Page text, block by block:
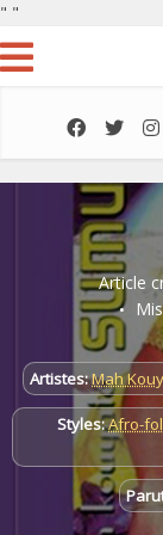
" "
Article
Artistes:Mah
Styles:Afro-